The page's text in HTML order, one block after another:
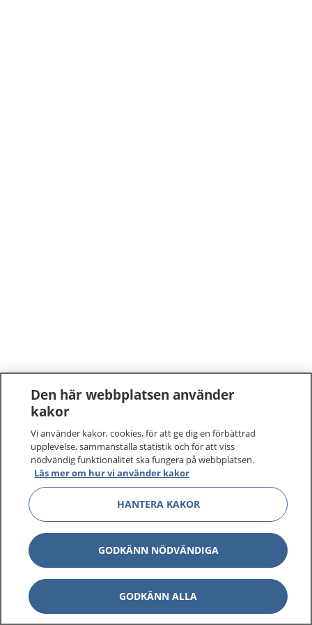
Den här webbplatsen använder
kakor
Vi använder kakor, cookies, för att ge dig en förbättrad
upplevelse, sammanställa statistik och för att viss
nödvändig funktionalitet ska fungera på webbplatsen.
Läs mer om hur vi använder kakor
HANTERA KAKOR
GODKÄNN NÖDVÄNDIGA
GODKÄNN ALLA